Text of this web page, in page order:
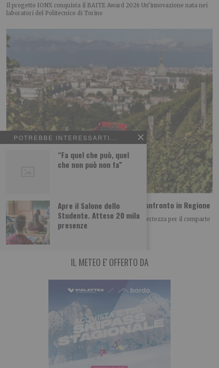
POTREBBE INTERESSARTI...
“Fa quel che può, quel
che non può non fa”
Apre il Salone dello
Studente. Attese 20 mila
presenze
Il progetto IONX conquista il BAITE Award 2026 Un’innovazione nata nei
laboratori del Politecnico di Torino
Vino piemontese e clima: le richieste dal confronto in Regione
Il clima è diventato uno dei principali fattori di incertezza per il comparto
vitivinicolo piemontese, non
IL METEO E' OFFERTO DA